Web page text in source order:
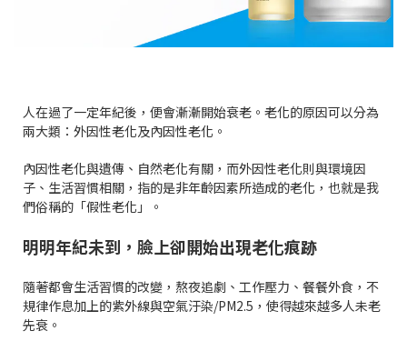
人在過了一定年紀後，便會漸漸開始衰老。老化的原因可以分為
兩大類：外因性老化及內因性老化。
內因性老化與遺傳、自然老化有關，而外因性老化則與環境因
子、生活習慣相關，指的是非年齡因素所造成的老化，也就是我
們俗稱的「假性老化」。
明明年紀未到，臉上卻開始出現老化痕跡
隨著都會生活習慣的改變，熬夜追劇、工作壓力、餐餐外食，不
規律作息加上的紫外線與空氣汙染/PM2.5，使得越來越多人未老
先衰。